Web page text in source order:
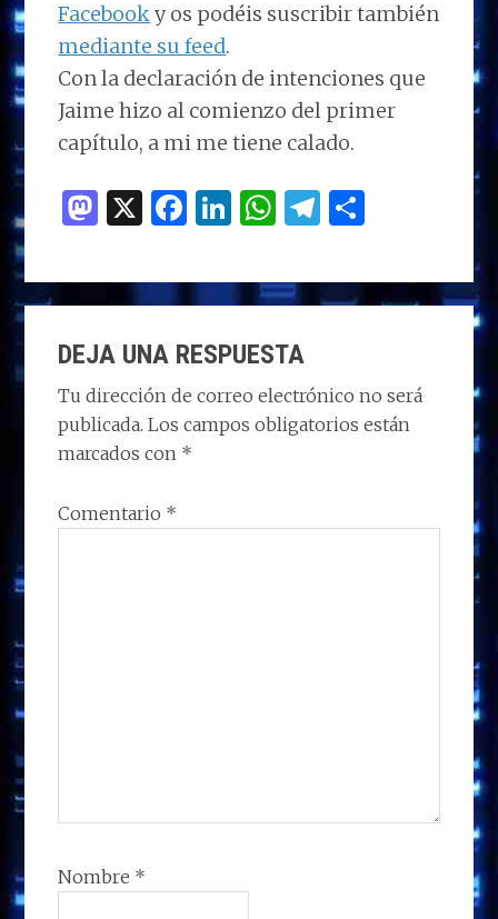
Facebooky os podéis suscribir también
mediante su feed.
Con la declaración de intenciones que
Jaime hizo al comienzo del primer
capítulo, a mi me tiene calado.
M
to
d
o
n
X F
ce
b
o
o
k
Li
k
e
dI
n
W
at
s
A
p
p
T
e
g
m
m
p
ti
r
INTERACCIONES
CON
LOS
LECTORES
DEJA UNA RESPUESTA
Tu dirección de correo electrónico no será
publicada. Los campos obligatorios están
marcados con *
Comentario *
Nombre *